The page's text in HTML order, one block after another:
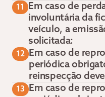
11 Em caso de
involuntária da
veículo, a
solicitada:
12 Em caso de
periódica
reinspecção
13 Em caso de